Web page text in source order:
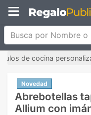
Busca por Nombre o
de cocina
Novedad
Abrebotellas
Allium con